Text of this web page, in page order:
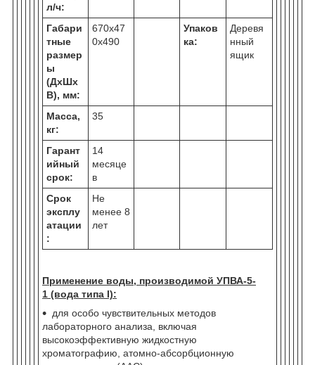
л/ч:
Габари
тные
размер
ы
(ДхШх
В), мм:
670х47
0х490
Упаков
ка:
Деревя
нный
ящик
Масса,
кг:
35
Гарант
ийный
срок:
14
месяце
в
Срок
эксплу
атации
:
Не
менее 8
лет
Применение воды, производимой УПВА-5-
1 (вода типа I):
для особо чувствительных методов
лабораторного анализа, включая
высокоэффективную жидкостную
хроматографию, атомно-абсорбционную